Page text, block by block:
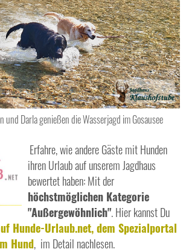
und Darla genießen die Wasserjagd im Gosausee
Erfahre, wie andere Gäste mit Hunden
ihren Urlaub auf unserem Jagdhaus
bewertet haben: Mit der
höchstmöglichen Kategorie
"Außergewöhnlich". Hier kannst Du
Hunde-Urlaub.net, dem Spezialportal
Hund, im Detail nachlesen.